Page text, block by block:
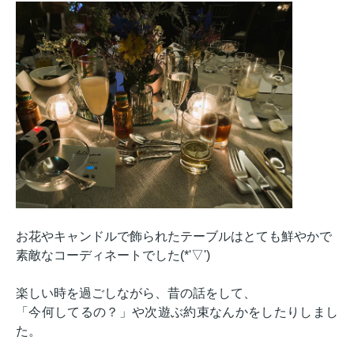
お花やキャンドルで飾られたテーブルはとても鮮やかで
素敵なコーディネートでした(*'▽')
楽しい時を過ごしながら、昔の話をして、
「今何してるの？」や次遊ぶ約束なんかをしたりしまし
た。